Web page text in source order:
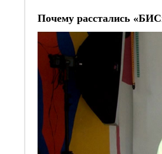
Почему расстались